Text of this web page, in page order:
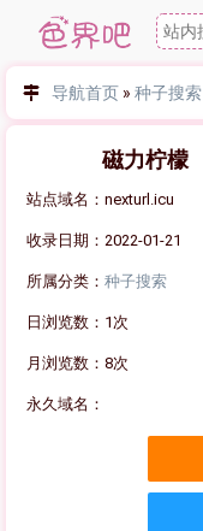
导航首页 » 种子搜索
磁力柠檬
站点域名：nexturl.icu
收录日期：2022-01-21
所属分类： 种子搜索
日浏览数：1次
月浏览数：8次
永久域名：